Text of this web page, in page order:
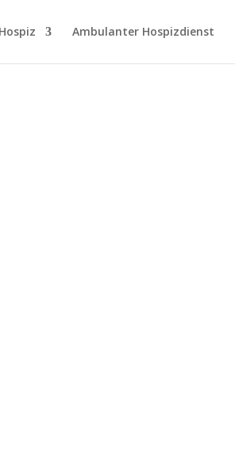
Ambulanter Hospizdienst